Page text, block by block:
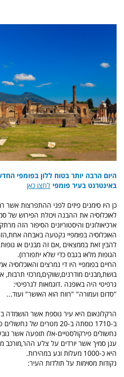
באינטרנט בעיר פומפי לחצו כאן
כן היו סימנים פיזים לפני ההתפרצות
לאוכלוסיה את ההבנה ויכולת הפירוש של
ארכיאולוגים והיסטוריונים הסיפור הזה
האוכלוסיה בפומפיי נקטעה באבחה
להבין זאת בממצאים ,אם זה מבנים או
הגופות מלאו בגבס כדי שלא יתפוררו).
החיים בפומפיי היו די נמרצים
בושת,מבנים מודרנים,שווקים,מרכזי
גרפיטי היה באופנה .דוגמאות לגרפיטי:
"סדום ועמורה" "רווח הוא האושר" ועוד...
הרקלונאום היא עיר נוספת אשר
ב-1710 כוסתה ב-20 מטרים של נחשולים פירקולסטיים.
נחשולים פירקולסטיים-אלו תופעה אשר
ענן סמיך אשר יורדים על צלע ההר,מורכב
היא כ-1000 מעלות ונע במהירות.
נקודות מסוימות על תולדות העיר: